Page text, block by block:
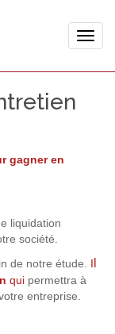
Toggle
gagner en
liquidation
société.
de notre étude. I
qui permettra à
entreprise.